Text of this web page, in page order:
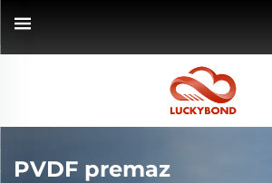
PVDF premaz